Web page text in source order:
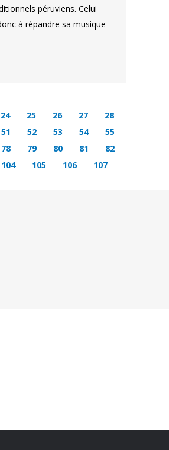
péruviens. Celui
à répandre sa musique
24 25 26 27
28
51 52 53 54
55
78 79 80 81
82
104 105 106
107